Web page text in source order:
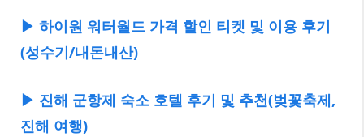
▶ 하이원 워터월드 가격 할인 티켓 및 이용 후기
(성수기/내돈내산)
▶ 진해 군항제 숙소 호텔 후기 및 추천(벚꽃축제,
진해 여행)